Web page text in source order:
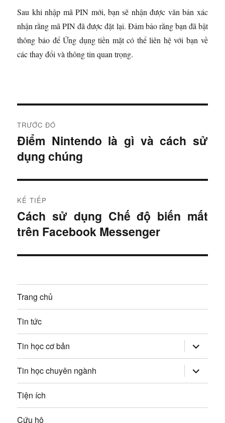
Sau khi nhập mã PIN mới, bạn sẽ nhận được văn bản xác
nhận rằng mã PIN đã được đặt lại. Đảm bảo rằng bạn đã bật
thông báo để Ứng dụng tiền mặt có thể liên hệ với bạn về
các thay đổi và thông tin quan trọng.
i
ề
u
h
ư
g
b
à
i
v
i
ế
TRƯỚC ĐÓ
B
à
t
r
ư
ớ
c
:
Điểm Nintendo là gì và cách sử
dụng chúng
KẾ TIẾP
B
à
t
ế
p
Cách sử dụng Chế độ biến mất
trên Facebook Messenger
Trang chủ
Tin tức
Tin học cơ bản mở
rộng
trình
đơn
con
Tin học chuyên ngành mở
rộng
trình
Tiện ích
Cứu hộ